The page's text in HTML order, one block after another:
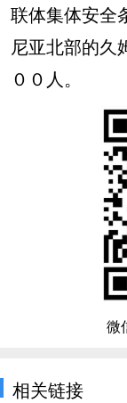
联体集体安全
尼亚北部的久
００人。
微
相关链接